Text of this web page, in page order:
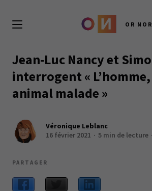
OR
Jean-Luc Nancy et
interrogent «
animal malade »
Véronique Leblanc
16 février 2021
5 min de lecture
PARTAGER